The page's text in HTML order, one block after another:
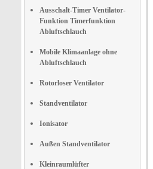
Ausschalt-Timer Ventilator-
Funktion Timerfunktion
Abluftschlauch
Mobile Klimaanlage ohne
Abluftschlauch
Rotorloser Ventilator
Standventilator
Ionisator
Außen Standventilator
Kleinraumlüfter